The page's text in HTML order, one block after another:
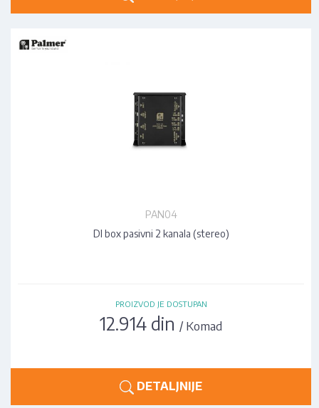
PAN04
DI box pasivni 2 kanala (stereo)
PROIZVOD JE DOSTUPAN
12.914 din / Komad
DETALJNIJE